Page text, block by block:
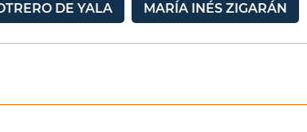
DE YALA MARÍA INÉS ZIGARÁN